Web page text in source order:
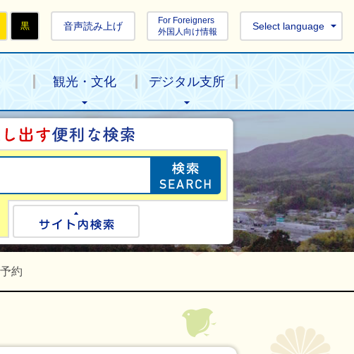
黒 音声読み上げ
For Foreigners
外国人向け情報
Select language
観光・文化 デジタル支所
目的の情報を探
Google検索
約